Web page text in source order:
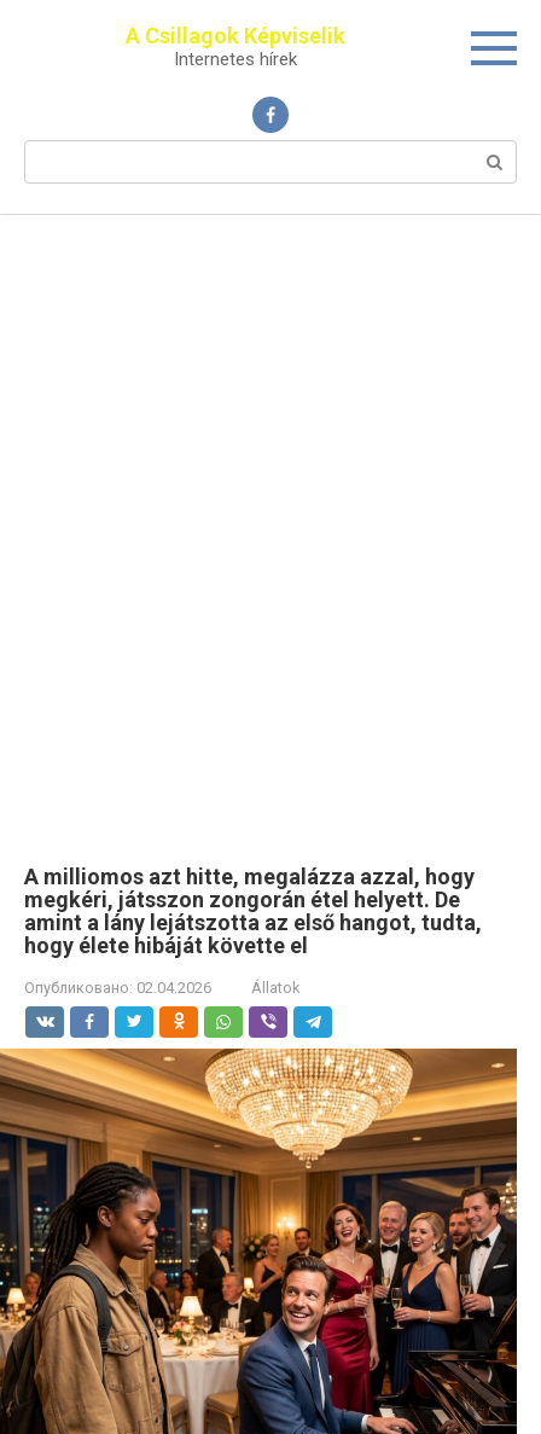
A Csillagok Képviselik
Internetes hírek
Поиск:
A milliomos azt hitte, megalázza azzal, hogy
megkéri, játsszon zongorán étel helyett. De
amint a lány lejátszotta az első hangot, tudta,
hogy élete hibáját követte el
Опубликовано: 02.04.2026 Állatok